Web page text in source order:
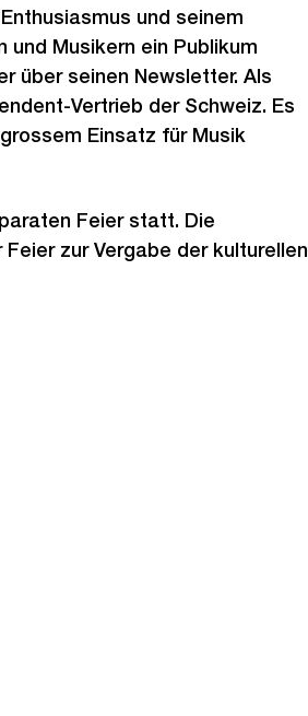
und seinem
und Musikern ein Publikum
über seinen Newsletter. Als
Vertrieb der Schweiz. Es
Einsatz für Musik
Feier statt. Die
zur Vergabe der kulturellen